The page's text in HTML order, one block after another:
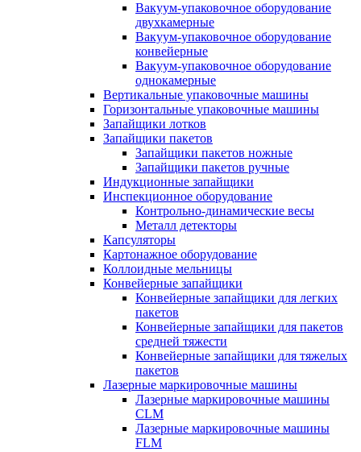
Вакуум-упаковочное оборудование
двухкамерные
Вакуум-упаковочное оборудование
конвейерные
Вакуум-упаковочное оборудование
однокамерные
Вертикальные упаковочные машины
Горизонтальные упаковочные машины
Запайщики лотков
Запайщики пакетов
Запайщики пакетов ножные
Запайщики пакетов ручные
Индукционные запайщики
Инспекционное оборудование
Контрольно-динамические весы
Металл детекторы
Капсуляторы
Картонажное оборудование
Коллоидные мельницы
Конвейерные запайщики
Конвейерные запайщики для легких
пакетов
Конвейерные запайщики для пакетов
средней тяжести
Конвейерные запайщики для тяжелых
пакетов
Лазерные маркировочные машины
Лазерные маркировочные машины
CLM
Лазерные маркировочные машины
FLM